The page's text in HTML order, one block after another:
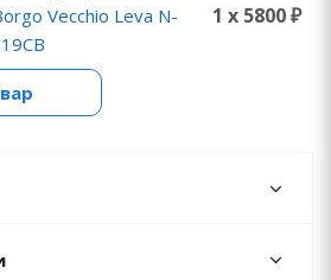
Vecchio Leva N-
1 x 5800 ₽